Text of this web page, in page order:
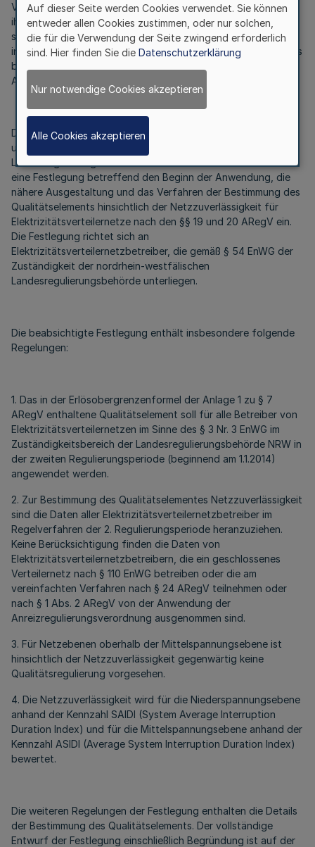
Vergleich zum Durchschnitt einen Bonus oder einen Malus auf
ihre Erlösobergrenze. Die Höhe des Bonus oder Malus ergibt
sich aus der Abweichung zwischen einer erfassten,
individuellen Kennzahl, die die Versorgungsqualität des Netzes
beschreibt, und dem errechneten Referenzwert.
Ausschlaggebend ist die Netzqualität der letzten Jahre.
Das Ministerium für Wirtschaft, Energie, Industrie, Mittelstand
und Handwerk des Landes Nordrhein-Westfalen als
Landesregulierungsbehörde leitet daher ein Verfahren über
eine Festlegung betreffend den Beginn der Anwendung, die
nähere Ausgestaltung und das Verfahren der Bestimmung des
Qualitätselements hinsichtlich der Netzzuverlässigkeit für
Elektrizitätsverteilernetze nach den §§ 19 und 20 ARegV ein.
Die Festlegung richtet sich an
Elektrizitätsverteilernetzbetreiber, die gemäß § 54 EnWG der
Zuständigkeit der nordrhein-westfälischen
Landesregulierungsbehörde unterliegen.
Die beabsichtigte Festlegung enthält insbesondere folgende
Regelungen:
1. Das in der Erlösobergrenzenformel der Anlage 1 zu § 7
ARegV enthaltene Qualitätselement soll für alle Betreiber von
Elektrizitätsverteilernetzen im Sinne des § 3 Nr. 3 EnWG im
Zuständigkeitsbereich der Landesregulierungsbehörde NRW in
der zweiten Regulierungsperiode (beginnend am 1.1.2014)
angewendet werden.
2. Zur Bestimmung des Qualitätselementes Netzzuverlässigkeit
sind die Daten aller Elektrizitätsverteilernetzbetreiber im
Regelverfahren der 2. Regulierungsperiode heranzuziehen.
Keine Berücksichtigung finden die Daten von
Elektrizitätsverteilernetzbetreibern, die ein geschlossenes
Verteilernetz nach § 110 EnWG betreiben oder die am
vereinfachten Verfahren nach § 24 ARegV teilnehmen oder
nach § 1 Abs. 2 ARegV von der Anwendung der
Anreizregulierungsverordnung ausgenommen sind.
3. Für Netzebenen oberhalb der Mittelspannungsebene ist
hinsichtlich der Netzzuverlässigkeit gegenwärtig keine
Qualitätsregulierung vorgesehen.
4. Die Netzzuverlässigkeit wird für die Niederspannungsebene
anhand der Kennzahl SAlDI (System Average Interruption
Duration Index) und für die Mittelspannungsebene anhand der
Kennzahl ASIDI (Average System Interruption Duration Index)
bewertet.
Die weiteren Regelungen der Festlegung enthalten die Details
der Bestimmung des Qualitätselements. Der vollständige
Entwurf der Festlegung einschließlich Begründung ist auf der
Auf dieser Seite werden Cookies verwendet. Sie können
entweder allen Cookies zustimmen, oder nur solchen,
die für die Verwendung der Seite zwingend erforderlich
sind. Hier finden Sie die Datenschutzerklärung
Nur notwendige Cookies akzeptieren
Alle Cookies akzeptieren